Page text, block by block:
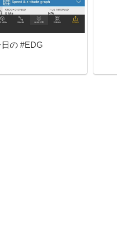
日の #EDG